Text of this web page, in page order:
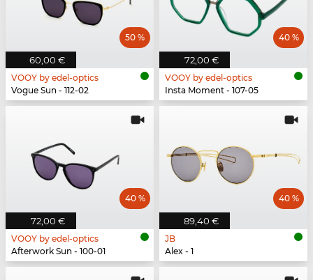
60,00 €
50 %
VOOY by edel-optics
Vogue Sun - 112-02
72,00 €
40 %
VOOY by edel-optics
Insta Moment - 107-05
72,00 €
40 %
VOOY by edel-optics
Afterwork Sun - 100-01
89,40 €
40 %
JB
Alex - 1